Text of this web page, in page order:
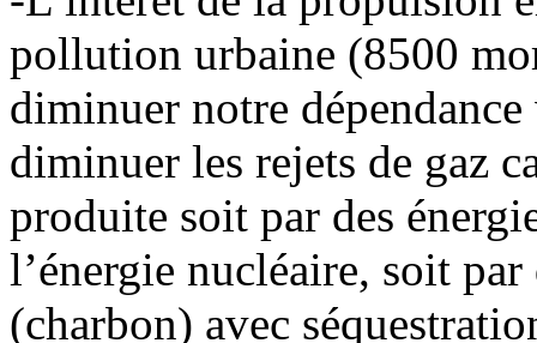
pollution urbaine (8500
diminuer notre
diminuer les rejets de gaz
produite soit par des
l’énergie nucléaire, soit
(charbon) avec